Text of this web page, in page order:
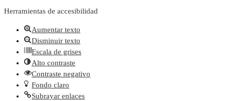
Herramientas de accesibilidad
Aumentar texto
Disminuir texto
Escala de grises
Alto contraste
Contraste negativo
Fondo claro
Subrayar enlaces